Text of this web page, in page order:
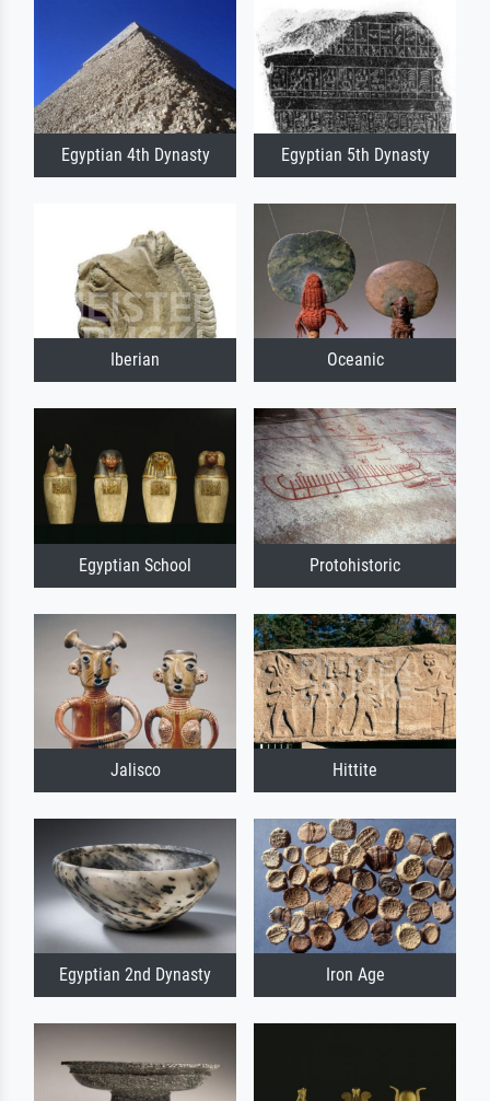
Egyptian 4th Dynasty Egyptian 5th Dynasty
Iberian Oceanic
Egyptian School Protohistoric
Jalisco Hittite
Egyptian 2nd Dynasty Iron Age